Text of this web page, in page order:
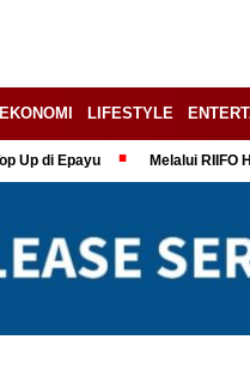
EKONOMI LIFESTYLE
Up di Epayu Melalui RIIFO